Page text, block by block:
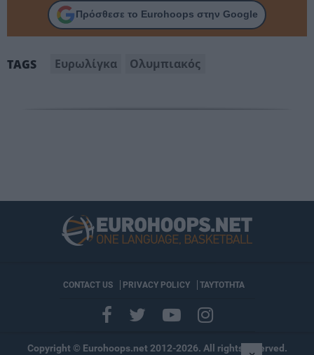
Πρόσθεσε το Eurohoops στην Google
TAGS Ευρωλίγκα Ολυμπιακός
CONTACT US PRIVACY POLICY ΤΑΥΤΟΤΗΤΑ
Copyright © Eurohoops.net 2012-2026. All rights reserved.